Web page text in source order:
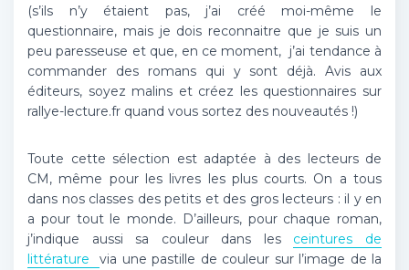
(s’ils n’y étaient pas, j’ai créé moi-même le
questionnaire, mais je dois reconnaitre que je suis un
peu paresseuse et que, en ce moment, j’ai tendance à
commander des romans qui y sont déjà. Avis aux
éditeurs, soyez malins et créez les questionnaires sur
rallye-lecture.fr quand vous sortez des nouveautés !)
Toute cette sélection est adaptée à des lecteurs de
CM, même pour les livres les plus courts. On a tous
dans nos classes des petits et des gros lecteurs : il y en
a pour tout le monde. D’ailleurs, pour chaque roman,
j’indique aussi sa couleur dans les ceintures de
littérature via une pastille de couleur sur l’image de la